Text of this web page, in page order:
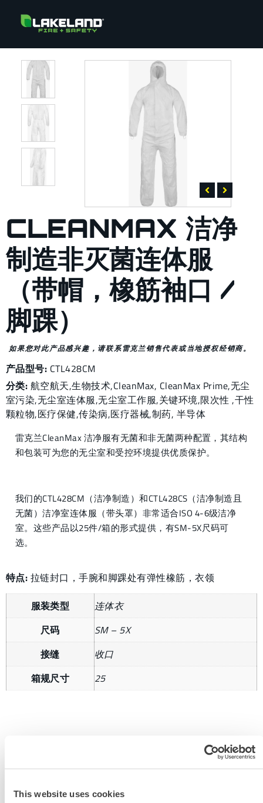
This website uses cookies
CLEANMAX 洁净
制造非灭菌连体服
（带帽，橡筋袖口 /
脚踝）
如果您对此产品感兴趣，请联系雷克兰销售代表或当地授权经销商。
产品型号: CTL428CM
分类: 航空航天,生物技术,CleanMax, CleanMax Prime,无尘
室污染,无尘室连体服,无尘室工作服,关键环境,限次性,干性
颗粒物,医疗保健,传染病,医疗器械,制药, 半导体
雷克兰CleanMax 洁净服有无菌和非无菌两种配置，其结构
和包装可为您的无尘室和受控环境提供优质保护。
我们的CTL428CM（洁净制造）和CTL428CS（洁净制造且
无菌）洁净室连体服（带头罩）非常适合ISO 4-6级洁净
室。这些产品以25件/箱的形式提供，有SM-5X尺码可
选。
特点: 拉链封口，手腕和脚踝处有弹性橡筋，衣领
服装类型
连体衣
尺码
SM – 5X
接缝
收口
箱规尺寸
25